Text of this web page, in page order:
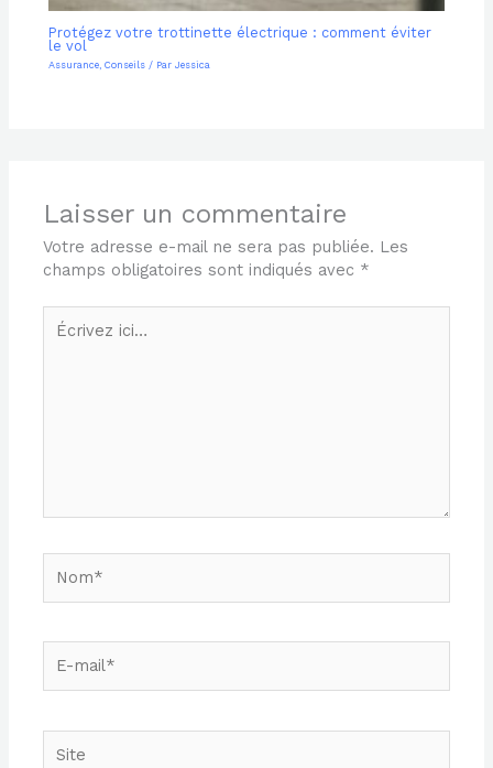
Protégez votre trottinette électrique : comment éviter
le vol
Assurance ,Conseils / ParJessica
Laisser un commentaire
Votre adresse e-mail ne sera pas publiée. Les
champs obligatoires sont indiqués avec *
Écrivez
ici…
mail*